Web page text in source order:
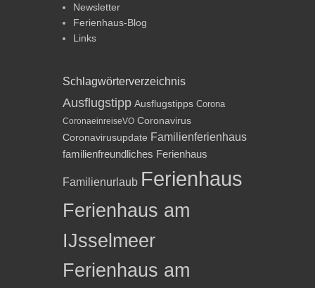
Newsletter
Ferienhaus-Blog
Links
Schlagwörterverzeichnis
Ausflugstipp Ausflugstipps Corona
CoronaeinreiseVO Coronavirus
Coronavirusupdate Familienferienhaus
familienfreundliches Ferienhaus
Familienurlaub Ferienhaus
Ferienhaus am
IJsselmeer
Ferienhaus am